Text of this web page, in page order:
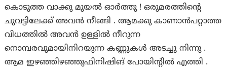
കൊടുത്ത വാക്കു മുയൽ ഓർത്തു ! ഒരുമരത്തിന്റെ
ചുവട്ടിലേക്ക് അവൻ നീങ്ങി . ആമക്കു കാണാൻപറ്റാത്ത
വിധത്തിൽ അവൻ ഉള്ളിൽ നീറുന്ന
നൊമ്പരവുമായിനിറയുന്ന കണ്ണുകൾ അടച്ചു നിന്നു .
ആമ ഇഴഞ്ഞിഴഞ്ഞുഫിനിഷിങ് പോയിന്റിൽ എത്തി .